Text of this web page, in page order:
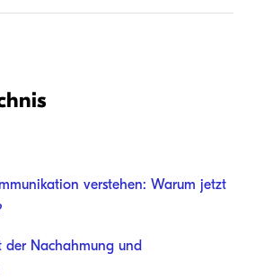
verstehen: Warum jetzt
der Nachahmung und